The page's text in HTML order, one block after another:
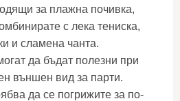
за плажна почивка,
с лека тениска,
и сламена чанта.
да бъдат полезни при
външен вид за парти.
да се погрижите за по-